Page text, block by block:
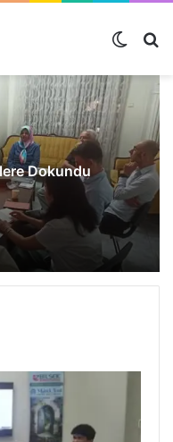
Dokundu